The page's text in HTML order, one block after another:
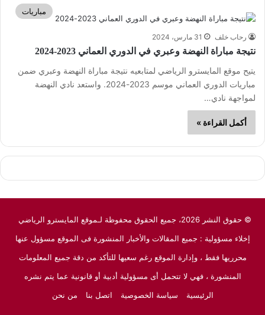
مباريات
رحاب خلف 31 مارس، 2024
نتيجة مباراة النهضة وعبري في الدوري العماني 2023-2024
يتيح موقع المايسترو الرياضي لمتابعيه نتيجة مباراة النهضة وعبري ضمن
مباريات الدوري العماني موسم 2023-2024. واستعد نادي النهضة
لمواجهة نادي…
أكمل القراءة »
© حقوق النشر 2026، جميع الحقوق محفوظة لـموقع المايسترو الرياضي
إخلاء مسؤولية : جميع المقالات والأخبار المنشورة فى الموقع مسؤول عنها
محرريها فقط ، وإدارة الموقع رغم سعيها للتأكد من دقة جميع المعلومات
المنشورة ، فهي لا تتحمل أى مسؤولية أدبية أو قانونية عما يتم نشره
الرئيسية
سياسة الخصوصية اتصل بنا من نحن